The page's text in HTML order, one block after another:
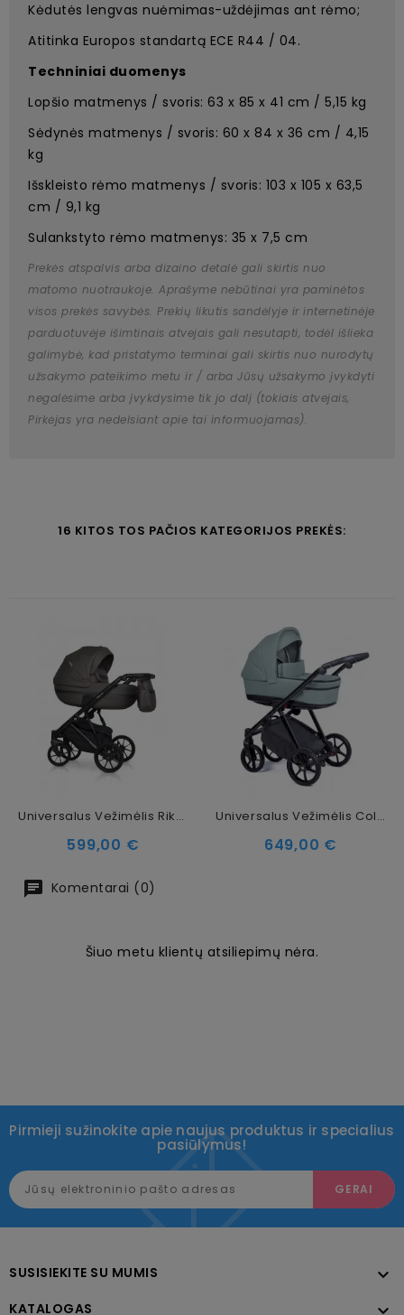
Kėdutės lengvas nuėmimas-uždėjimas ant rėmo;
Atitinka Europos standartą ECE R44 / 04.
Techniniai duomenys
Lopšio matmenys / svoris: 63 x 85 x 41 cm / 5,15 kg
Sėdynės matmenys / svoris: 60 x 84 x 36 cm / 4,15
kg
Išskleisto rėmo matmenys / svoris: 103 x 105 x 63,5
cm / 9,1 kg
Sulankstyto rėmo matmenys: 35 x 7,5 cm
Prekės atspalvis arba dizaino detalė gali skirtis nuo
matomo nuotraukoje. Aprašyme nebūtinai yra paminėtos
visos prekės savybės. Prekių likutis sandėlyje ir internetinėje
parduotuvėje išimtinais atvejais gali nesutapti, todėl išlieka
galimybė, kad pristatymo terminai gali skirtis nuo nurodytų
užsakymo pateikimo metu ir / arba Jūsų užsakymo įvykdyti
negalėsime arba įvykdysime tik jo dalį (tokiais atvejais,
Pirkėjas yra nedelsiant apie tai informuojamas).
16 KITOS TOS PAČIOS KATEGORIJOS PREKĖS:
Universalus Vežimėlis Riko Basic Delta Ecco 2in1, 12 Mocca
Kaina
599,00 €
Universalus Vežimėlis Coletto Axiss 3in1, Juodos Spalvos Važiuoklė AX-02
Kaina
649,00 €
Komentarai (0)
Šiuo metu klientų atsiliepimų nėra.
Pirmieji sužinokite apie naujus produktus ir specialius
pasiūlymus!
SUSISIEKITE SU MUMIS 
KATALOGAS